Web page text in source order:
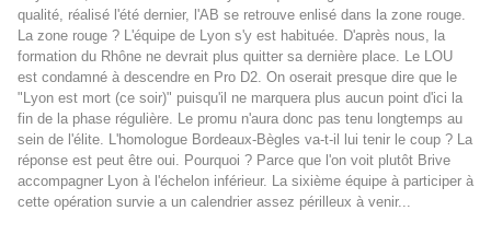
qualité, réalisé l'été dernier, l'AB se retrouve enlisé dans la zone rouge.
La zone rouge ? L'équipe de Lyon s'y est habituée. D'après nous, la
formation du Rhône ne devrait plus quitter sa dernière place. Le LOU
est condamné à descendre en Pro D2. On oserait presque dire que le
"Lyon est mort (ce soir)" puisqu'il ne marquera plus aucun point d'ici la
fin de la phase régulière. Le promu n'aura donc pas tenu longtemps au
sein de l'élite. L'homologue Bordeaux-Bègles va-t-il lui tenir le coup ? La
réponse est peut être oui. Pourquoi ? Parce que l'on voit plutôt Brive
accompagner Lyon à l'échelon inférieur. La sixième équipe à participer à
cette opération survie a un calendrier assez périlleux à venir...